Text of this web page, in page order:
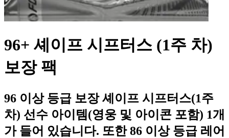
96+ 셰이프 시프터스 (1주 차)
보장 팩
96 이상 등급 보장 셰이프 시프터스(1주
차) 선수 아이템(영웅 및 아이콘 포함) 1개
가 들어 있습니다. 또한 86 이상 등급 레어